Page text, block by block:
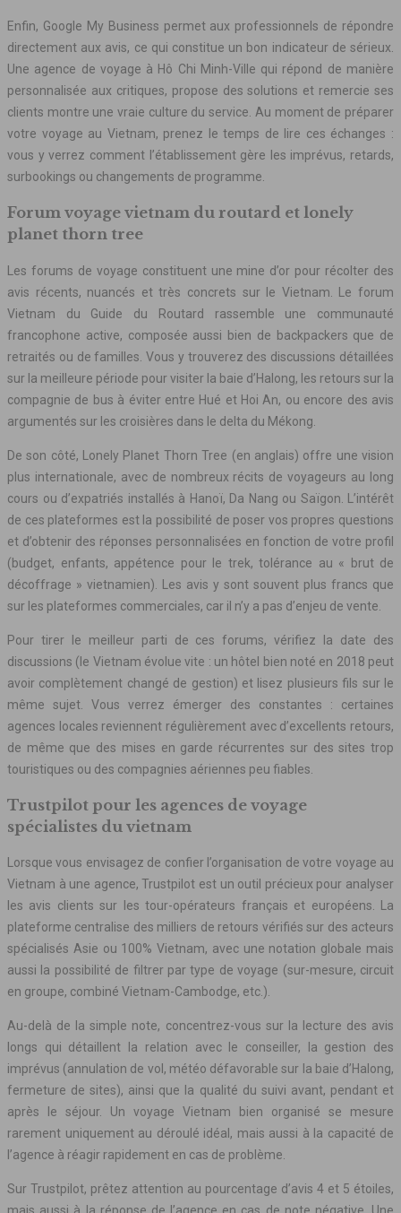
Enfin, Google My Business permet aux professionnels de répondre
directement aux avis, ce qui constitue un bon indicateur de sérieux.
Une agence de voyage à Hô Chi Minh-Ville qui répond de manière
personnalisée aux critiques, propose des solutions et remercie ses
clients montre une vraie culture du service. Au moment de préparer
votre voyage au Vietnam, prenez le temps de lire ces échanges :
vous y verrez comment l’établissement gère les imprévus, retards,
surbookings ou changements de programme.
Forum voyage vietnam du routard et lonely
planet thorn tree
Les forums de voyage constituent une mine d’or pour récolter des
avis récents, nuancés et très concrets sur le Vietnam. Le forum
Vietnam du Guide du Routard rassemble une communauté
francophone active, composée aussi bien de backpackers que de
retraités ou de familles. Vous y trouverez des discussions détaillées
sur la meilleure période pour visiter la baie d’Halong, les retours sur la
compagnie de bus à éviter entre Hué et Hoi An, ou encore des avis
argumentés sur les croisières dans le delta du Mékong.
De son côté, Lonely Planet Thorn Tree (en anglais) offre une vision
plus internationale, avec de nombreux récits de voyageurs au long
cours ou d’expatriés installés à Hanoï, Da Nang ou Saïgon. L’intérêt
de ces plateformes est la possibilité de poser vos propres questions
et d’obtenir des réponses personnalisées en fonction de votre profil
(budget, enfants, appétence pour le trek, tolérance au « brut de
décoffrage » vietnamien). Les avis y sont souvent plus francs que
sur les plateformes commerciales, car il n’y a pas d’enjeu de vente.
Pour tirer le meilleur parti de ces forums, vérifiez la date des
discussions (le Vietnam évolue vite : un hôtel bien noté en 2018 peut
avoir complètement changé de gestion) et lisez plusieurs fils sur le
même sujet. Vous verrez émerger des constantes : certaines
agences locales reviennent régulièrement avec d’excellents retours,
de même que des mises en garde récurrentes sur des sites trop
touristiques ou des compagnies aériennes peu fiables.
Trustpilot pour les agences de voyage
spécialistes du vietnam
Lorsque vous envisagez de confier l’organisation de votre voyage au
Vietnam à une agence, Trustpilot est un outil précieux pour analyser
les avis clients sur les tour-opérateurs français et européens. La
plateforme centralise des milliers de retours vérifiés sur des acteurs
spécialisés Asie ou 100% Vietnam, avec une notation globale mais
aussi la possibilité de filtrer par type de voyage (sur-mesure, circuit
en groupe, combiné Vietnam-Cambodge, etc.).
Au-delà de la simple note, concentrez-vous sur la lecture des avis
longs qui détaillent la relation avec le conseiller, la gestion des
imprévus (annulation de vol, météo défavorable sur la baie d’Halong,
fermeture de sites), ainsi que la qualité du suivi avant, pendant et
après le séjour. Un voyage Vietnam bien organisé se mesure
rarement uniquement au déroulé idéal, mais aussi à la capacité de
l’agence à réagir rapidement en cas de problème.
Sur Trustpilot, prêtez attention au pourcentage d’avis 4 et 5 étoiles,